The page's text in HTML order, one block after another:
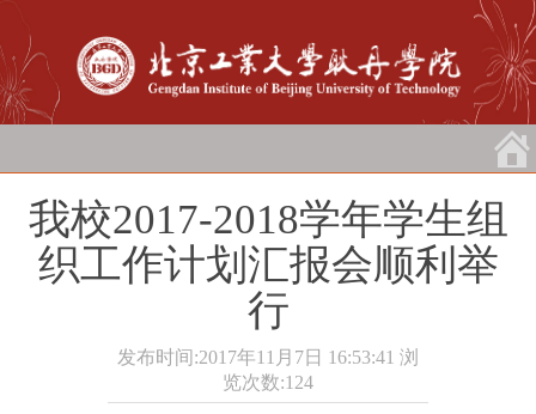
我校2017-2018学年学生组
织工作计划汇报会顺利举
行
发布时间:2017年11月7日 16:53:41 浏
览次数:124